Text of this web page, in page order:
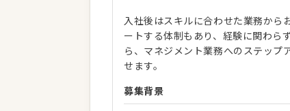
入社後はスキルに合わせた業務から
ートする体制もあり、経験に関わら
ら、マネジメント業務へのステップ
せます。
募集背景